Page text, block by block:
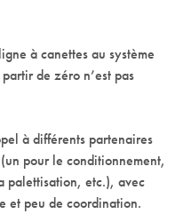
à canettes au système
de zéro n’est pas
à différents partenaires
pour le conditionnement,
palettisation, etc.), avec
et peu de coordination.